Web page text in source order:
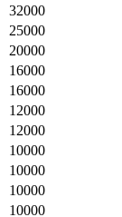
32000
25000
20000
16000
16000
12000
12000
10000
10000
10000
10000